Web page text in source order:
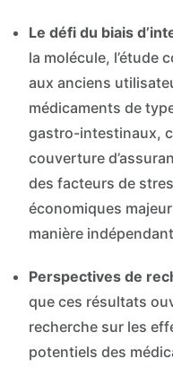
Le défi du biais
la molécule, l’étude
aux anciens
médicaments de
gastro-intestinaux,
couverture
des facteurs de
économiques
manière
Perspectives de
que ces résultats
recherche sur les
potentiels des